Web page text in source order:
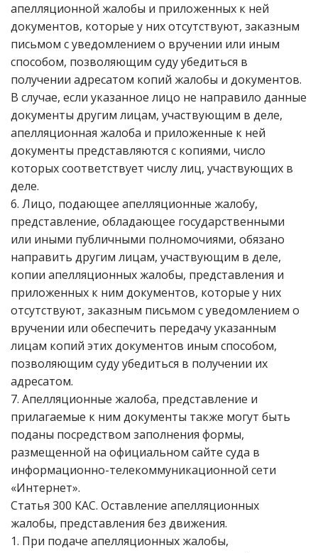
апелляционной жалобы и приложенных к ней
документов, которые у них отсутствуют, заказным
письмом с уведомлением о вручении или иным
способом, позволяющим суду убедиться в
получении адресатом копий жалобы и документов.
В случае, если указанное лицо не направило данные
документы другим лицам, участвующим в деле,
апелляционная жалоба и приложенные к ней
документы представляются с копиями, число
которых соответствует числу лиц, участвующих в
деле.
6. Лицо, подающее апелляционные жалобу,
представление, обладающее государственными
или иными публичными полномочиями, обязано
направить другим лицам, участвующим в деле,
копии апелляционных жалобы, представления и
приложенных к ним документов, которые у них
отсутствуют, заказным письмом с уведомлением о
вручении или обеспечить передачу указанным
лицам копий этих документов иным способом,
позволяющим суду убедиться в получении их
адресатом.
7. Апелляционные жалоба, представление и
прилагаемые к ним документы также могут быть
поданы посредством заполнения формы,
размещенной на официальном сайте суда в
информационно-телекоммуникационной сети
«Интернет».
Статья 300 КАС. Оставление апелляционных
жалобы, представления без движения.
1. При подаче апелляционных жалобы,